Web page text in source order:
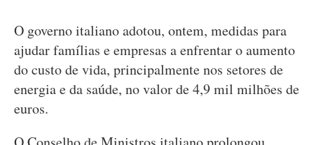
O governo italiano adotou, ontem, medidas para
ajudar famílias e empresas a enfrentar o aumento
do custo de vida, principalmente nos setores de
energia e da saúde, no valor de 4,9 mil milhões de
euros.